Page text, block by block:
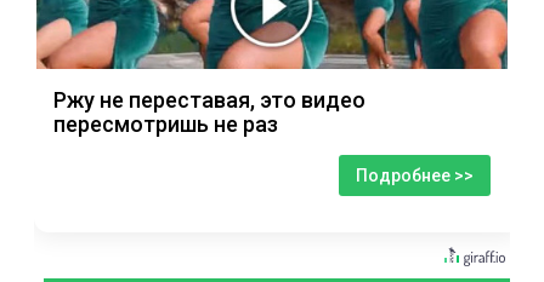
Ржу не переставая, это видео
пересмотришь не раз
Подробнее >>